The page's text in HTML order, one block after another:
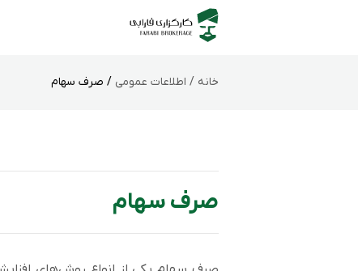
خانه / اطلاعات عمومی / صرف سهام
صرف سهام